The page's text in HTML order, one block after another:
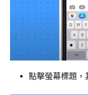
點擊螢幕標題，